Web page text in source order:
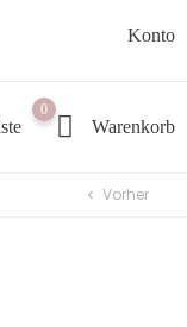
Konto
0
Warenkorb
chevron_left Vorher